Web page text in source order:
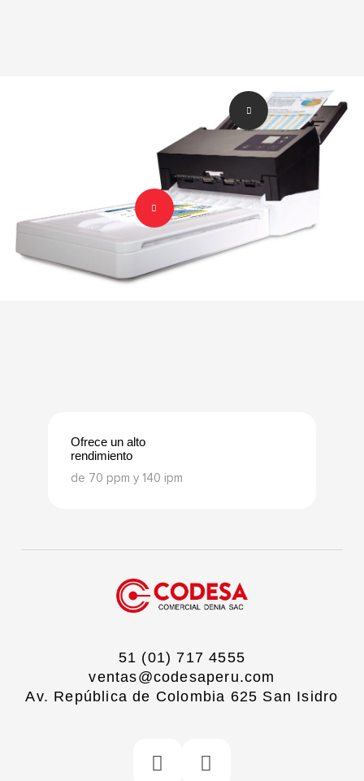
Ofrece un alto
rendimiento
de 70 ppm y 140 ipm
51 (01) 717 4555
ventas@codesaperu.com
Av. República de Colombia 625 San Isidro